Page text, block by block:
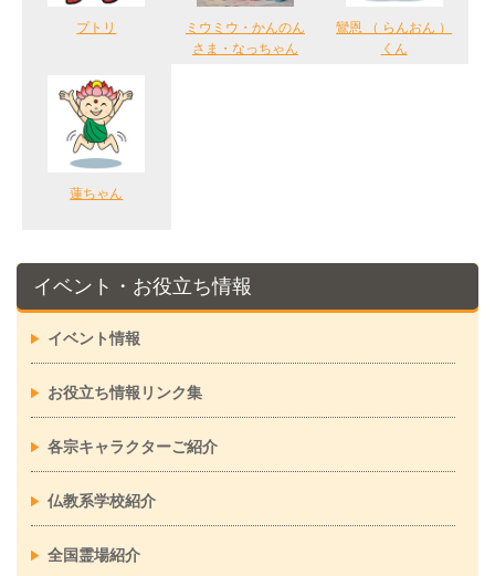
プトリ
ミウミウ・かんのん
さま・なっちゃん
鸞恩 （ らんおん ）
くん
蓮ちゃん
イベント・お役立ち情報
イベント情報
お役立ち情報リンク集
各宗キャラクターご紹介
仏教系学校紹介
全国霊場紹介